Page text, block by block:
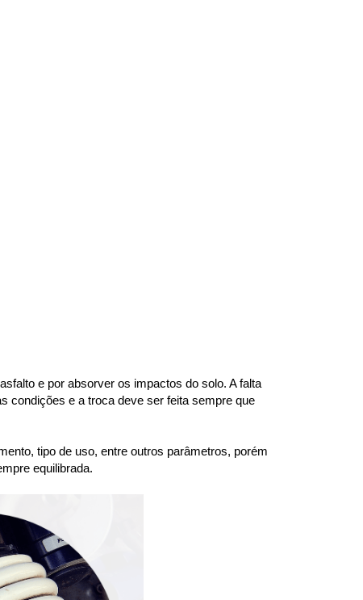
e por absorver os impactos do solo. A falta
condições e a troca deve ser feita sempre que
tipo de uso, entre outros parâmetros, porém
equilibrada.